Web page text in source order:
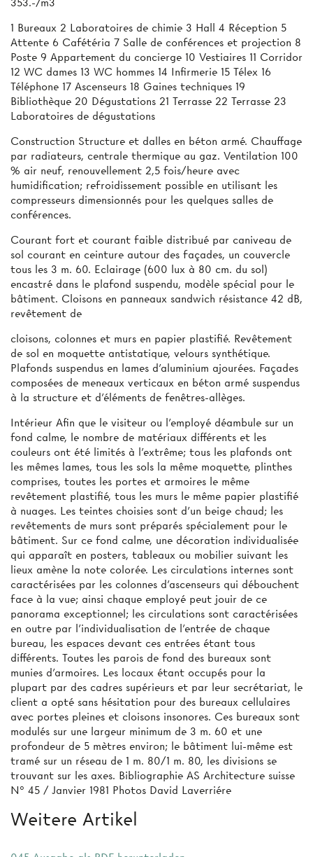
353.-/m3
1 Bureaux 2 Laboratoires de chimie 3 Hall 4 Réception 5
Attente 6 Cafétéria 7 Salle de conférences et projection 8
Poste 9 Appartement du concierge 10 Vestiaires 11 Corridor
12 WC dames 13 WC hommes 14 Infirmerie 15 Télex 16
Téléphone 17 Ascenseurs 18 Gaines techniques 19
Bibliothèque 20 Dégustations 21 Terrasse 22 Terrasse 23
Laboratoires de dégustations
Construction Structure et dalles en béton armé. Chauffage
par radiateurs, centrale thermique au gaz. Ventilation 100
% air neuf, renouvellement 2,5 fois/heure avec
humidification; refroidissement possible en utilisant les
compresseurs dimensionnés pour les quelques salles de
conférences.
Courant fort et courant faible distribué par caniveau de
sol courant en ceinture autour des façades, un couvercle
tous les 3 m. 60. Eclairage (600 lux à 80 cm. du sol)
encastré dans le plafond suspendu, modèle spécial pour le
bâtiment. Cloisons en panneaux sandwich résistance 42 dB,
revêtement de
cloisons, colonnes et murs en papier plastifié. Revêtement
de sol en moquette antistatique, velours synthétique.
Plafonds suspendus en lames d'aluminium ajourées. Façades
composées de meneaux verticaux en béton armé suspendus
à la structure et d’éléments de fenêtres-allèges.
Intérieur Afin que le visiteur ou l’employé déambule sur un
fond calme, le nombre de matériaux différents et les
couleurs ont été limités à l’extrême; tous les plafonds ont
les mêmes lames, tous les sols la même moquette, plinthes
comprises, toutes les portes et armoires le même
revêtement plastifié, tous les murs le même papier plastifié
à nuages. Les teintes choisies sont d’un beige chaud; les
revêtements de murs sont préparés spécialement pour le
bâtiment. Sur ce fond calme, une décoration individualisée
qui apparaît en posters, tableaux ou mobilier suivant les
lieux amène la note colorée. Les circulations internes sont
caractérisées par les colonnes d’ascenseurs qui débouchent
face à la vue; ainsi chaque employé peut jouir de ce
panorama exceptionnel; les circulations sont caractérisées
en outre par l'individualisation de l’entrée de chaque
bureau, les espaces devant ces entrées étant tous
différents. Toutes les parois de fond des bureaux sont
munies d’armoires. Les locaux étant occupés pour la
plupart par des cadres supérieurs et par leur secrétariat, le
client a opté sans hésitation pour des bureaux cellulaires
avec portes pleines et cloisons insonores. Ces bureaux sont
modulés sur une largeur minimum de 3 m. 60 et une
profondeur de 5 mètres environ; le bâtiment lui-même est
tramé sur un réseau de 1 m. 80/1 m. 80, les divisions se
trouvant sur les axes. Bibliographie AS Architecture suisse
N° 45 / Janvier 1981 Photos David Laverriére
Weitere Artikel